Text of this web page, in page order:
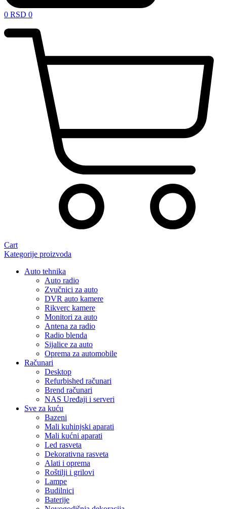
0 RSD 0
Cart
Kategorije proizvoda
Auto tehnika
Auto radio
Zvučnici za auto
DVR auto kamere
Rikverc kamere
Monitori za auto
Antena za radio
Radio blenda
Sijalice za auto
Oprema za automobile
Računari
Desktop
Refurbished računari
Brend računari
NAS Uređaji i serveri
Sve za kuću
Bazeni
Mali kuhinjski aparati
Mali kućni aparati
Led rasveta
Dekorativna rasveta
Alati i oprema
Roštilji i grilovi
Lampe
Budilnici
Baterije